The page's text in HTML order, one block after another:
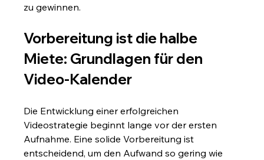
zu gewinnen.
Vorbereitung ist die halbe
Miete: Grundlagen für den
Video-Kalender
Die Entwicklung einer erfolgreichen
Videostrategie beginnt lange vor der ersten
Aufnahme. Eine solide Vorbereitung ist
entscheidend, um den Aufwand so gering wie